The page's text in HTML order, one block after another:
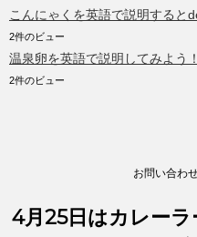
こんにゃくを英語で説明すると
2件のビュー
温泉卵を英語で説明してみよう
2件のビュー
お問い合わ
4月25日はカレー